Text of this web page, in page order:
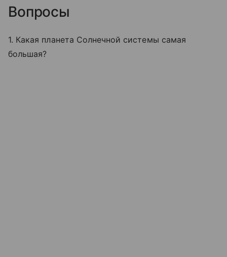
Вопросы
1. Какая планета Солнечной системы самая
большая?